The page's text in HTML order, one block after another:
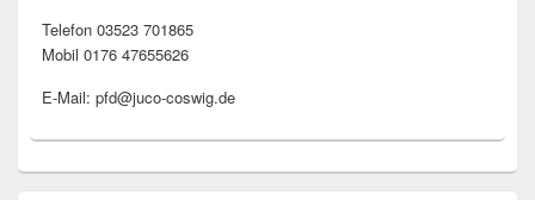
Telefon 03523 701865
Mobil 0176 47655626
E-Mail: pfd@juco-coswig.de